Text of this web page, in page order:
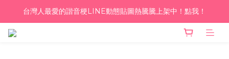
單筆滿千！超商到付免運 ♥︎
台灣人最愛的諧音梗LINE動態貼圖熱騰騰上架中！點我！